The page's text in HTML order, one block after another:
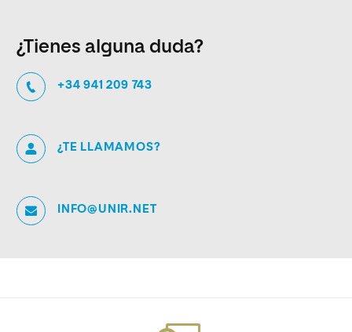
¿Tienes alguna duda?
+34 941 209 743
¿TE LLAMAMOS?
INFO@UNIR.NET